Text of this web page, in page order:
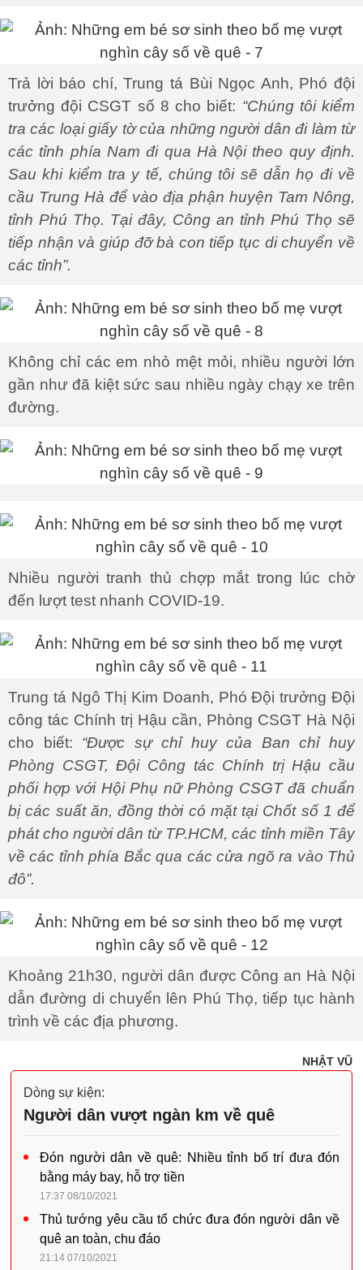
Trả lời báo chí, Trung tá Bùi Ngọc Anh, Phó đội
trưởng đội CSGT số 8 cho biết: “Chúng tôi kiểm
tra các loại giấy tờ của những người dân đi làm từ
các tỉnh phía Nam đi qua Hà Nội theo quy định.
Sau khi kiểm tra y tế, chúng tôi sẽ dẫn họ đi về
cầu Trung Hà để vào địa phận huyện Tam Nông,
tỉnh Phú Thọ. Tại đây, Công an tỉnh Phú Thọ sẽ
tiếp nhận và giúp đỡ bà con tiếp tục di chuyển về
các tỉnh”.
Không chỉ các em nhỏ mệt mỏi, nhiều người lớn
gần như đã kiệt sức sau nhiều ngày chạy xe trên
đường.
Nhiều người tranh thủ chợp mắt trong lúc chờ
đến lượt test nhanh COVID-19.
Trung tá Ngô Thị Kim Doanh, Phó Đội trưởng Đội
công tác Chính trị Hậu cần, Phòng CSGT Hà Nội
cho biết: “Được sự chỉ huy của Ban chỉ huy
Phòng CSGT, Đội Công tác Chính trị Hậu cầu
phối hợp với Hội Phụ nữ Phòng CSGT đã chuẩn
bị các suất ăn, đồng thời có mặt tại Chốt số 1 để
phát cho người dân từ TP.HCM, các tỉnh miền Tây
về các tỉnh phía Bắc qua các cửa ngõ ra vào Thủ
đô”.
Khoảng 21h30, người dân được Công an Hà Nội
dẫn đường di chuyển lên Phú Thọ, tiếp tục hành
trình về các địa phương.
NHẬT VŨ
Dòng sự kiện:
Người dân vượt ngàn km về quê
Đón người dân về quê: Nhiều tỉnh bố trí đưa đón
bằng máy bay, hỗ trợ tiền
17:37 08/10/2021
Thủ tướng yêu cầu tổ chức đưa đón người dân về
quê an toàn, chu đáo
21:14 07/10/2021